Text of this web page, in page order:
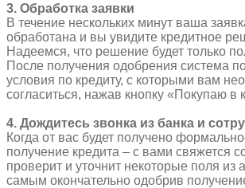
3. Обработка заявки
В течение нескольких минут ваша
обработана и вы увидите кредитное
Надеемся, что решение будет только
После получения одобрения система
условия по кредиту, с которыми вам
согласиться, нажав кнопку «Покупаю в
4. Дождитесь звонка из банка и
Когда от вас будет получено
получение кредита – с вами свяжется
проверит и уточнит некоторые поля из
самым окончательно одобрив